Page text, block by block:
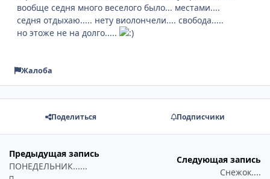
вообще седня много веселого было... местами....
седня отдыхаю..... нету виолончели.... свобода.....
но этоже не на долго.....
Жалоба
Поделиться Подписчики
Предыдущая запись
ПОНЕДЕЛЬНИК......
Следующая запись
Снежок....